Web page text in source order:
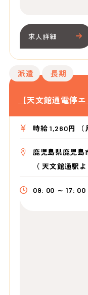
求人詳細
派遣 長期
【天文館通電停
時給 1,260円 （
鹿児島県鹿児島
（ 天文館通駅
09: 00 ～ 17: 00